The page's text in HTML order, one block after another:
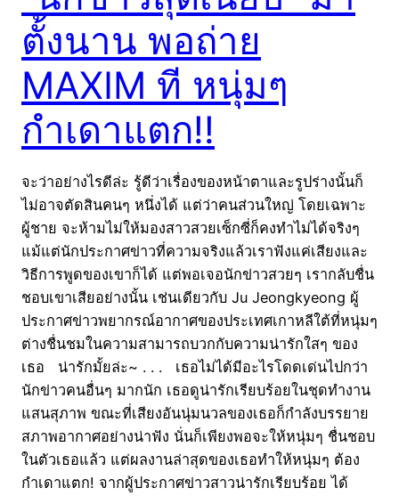
ตั้งนาน พอถ่าย
MAXIM ที หนุ่มๆ
กำเดาแตก!!
จะว่าอย่างไรดีล่ะ รู้ดีว่าเรื่องของหน้าตาและรูปร่างนั้นก็
ไม่อาจตัดสินคนๆ หนึ่งได้ แต่ว่าคนส่วนใหญ่ โดยเฉพาะ
ผู้ชาย จะห้ามไม่ให้มองสาวสวยเซ็กซี่ก็คงทำไม่ได้จริงๆ
แม้แต่นักประกาศข่าวที่ความจริงแล้วเราฟังแค่เสียงและ
วิธีการพูดของเขาก็ได้ แต่พอเจอนักข่าวสวยๆ เรากลับชื่น
ชอบเขาเสียอย่างนั้น เช่นเดียวกับ Ju Jeongkyeong ผู้
ประกาศข่าวพยากรณ์อากาศของประเทศเกาหลีใต้ที่หนุ่มๆ
ต่างชื่นชมในความสามารถบวกกับความน่ารักใสๆ ของ
เธอ น่ารักมั้ยล่ะ~ . . . เธอไม่ได้มีอะไรโดดเด่นไปกว่า
นักข่าวคนอื่นๆ มากนัก เธอดูน่ารักเรียบร้อยในชุดทำงาน
แสนสุภาพ ขณะที่เสียงอันนุ่มนวลของเธอก็กำลังบรรยาย
สภาพอากาศอย่างน่าฟัง นั่นก็เพียงพอจะให้หนุ่มๆ ชื่นชอบ
ในตัวเธอแล้ว แต่ผลงานล่าสุดของเธอทำให้หนุ่มๆ ต้อง
กำเดาแตก! จากผู้ประกาศข่าวสาวน่ารักเรียบร้อย ได้